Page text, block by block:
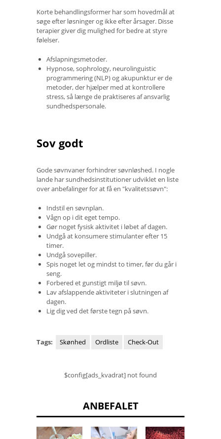
Korte behandlingsformer har som hovedmål at
søge efter løsninger og ikke efter årsager. Disse
terapier giver dig mulighed for bedre at styre
følelser.
Afslapningsmetoder.
Hypnose, sophrology, neurolinguistic
programmering (NLP) og akupunktur er de
metoder, der hjælper med at kontrollere
stress, så længe de praktiseres af ansvarlig
sundhedspersonale.
Sov godt
Gode ​​søvnvaner forhindrer søvnløshed. I nogle
lande har sundhedsinstitutioner udviklet en liste
over anbefalinger for at få en "kvalitetssøvn":
Indstil en søvnplan.
Vågn op i dit eget tempo.
Gør noget fysisk aktivitet i løbet af dagen.
Undgå at konsumere stimulanter efter 15
timer.
Undgå sovepiller.
Spis noget let og mindst to timer, før du går i
seng.
Forbered et gunstigt miljø til søvn.
Lav afslappende aktiviteter i slutningen af ​​
dagen.
Lig dig ved det første tegn på søvn.
Tags: Skønhed Ordliste Check-Out
$config[ads_kvadrat] not found
ANBEFALET